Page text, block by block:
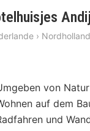
Bild
› Nordholland
von Natur
auf dem
und